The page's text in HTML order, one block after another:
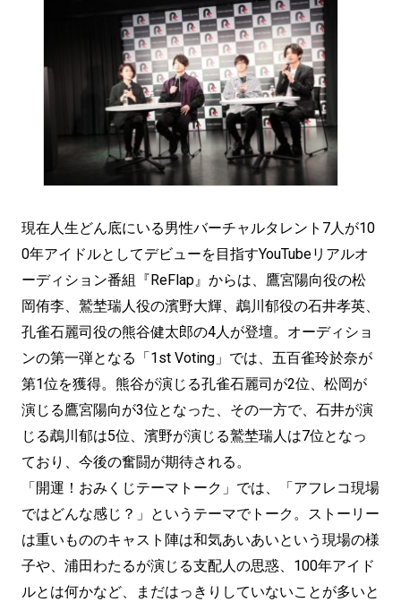
現在人生どん底にいる男性バーチャルタレント7人が10
0年アイドルとしてデビューを目指すYouTubeリアルオ
ーディション番組『ReFlap』からは、鷹宮陽向役の松
岡侑李、鷲埜瑞人役の濱野大輝、鵡川郁役の石井孝英、
孔雀石麗司役の熊谷健太郎の4人が登壇。オーディショ
ンの第一弾となる「1st Voting」では、五百雀玲於奈が
第1位を獲得。熊谷が演じる孔雀石麗司が2位、松岡が
演じる鷹宮陽向が3位となった、その一方で、石井が演
じる鵡川郁は5位、濱野が演じる鷲埜瑞人は7位となっ
ており、今後の奮闘が期待される。
「開運！おみくじテーマトーク」では、「アフレコ現場
ではどんな感じ？」というテーマでトーク。ストーリー
は重いもののキャスト陣は和気あいあいという現場の様
子や、浦田わたるが演じる支配人の思惑、100年アイド
ルとは何かなど、まだはっきりしていないことが多いと